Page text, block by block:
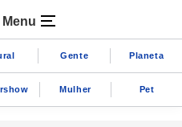
Menu
Gente Planeta
Mulher Pet